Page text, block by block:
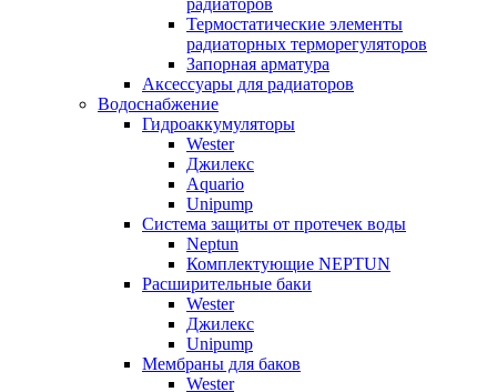
радиаторов
Термостатические элементы
радиаторных терморегуляторов
Запорная арматура
Аксессуары для радиаторов
Водоснабжение
Гидроаккумуляторы
Wester
Джилекс
Aquario
Unipump
Система защиты от протечек воды
Neptun
Комплектующие NEPTUN
Расширительные баки
Wester
Джилекс
Unipump
Мембраны для баков
Wester